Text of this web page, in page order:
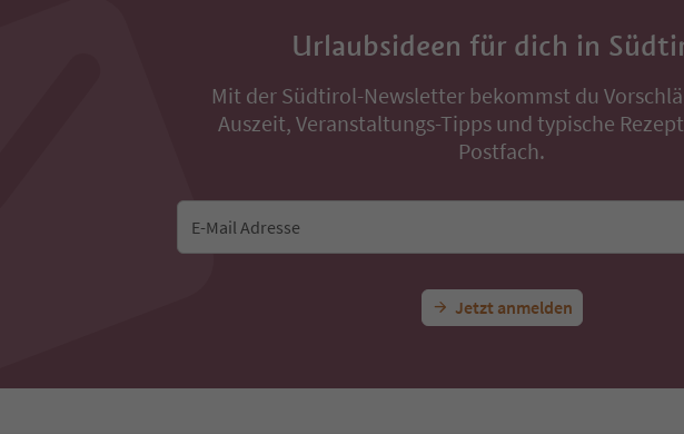
Urlaubsideen für dich in
Mit der Südtirol-Newsletter bekommst du
Auszeit, Veranstaltungs-Tipps und typische
Postfach.
E-Mail Adresse
Jetzt anmelden